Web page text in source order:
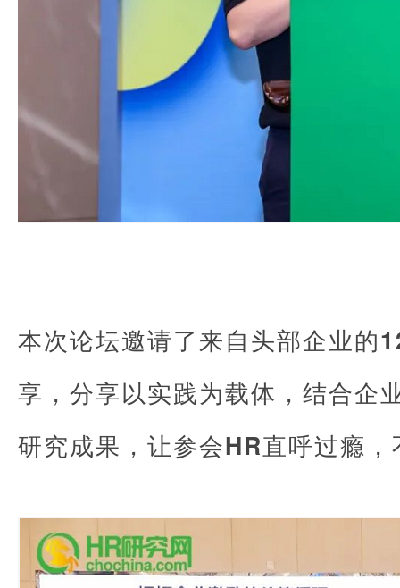
本次论坛邀请了来自头部企业的
享，分享以实践为载体，结合企
研究成果，让参会HR直呼过瘾